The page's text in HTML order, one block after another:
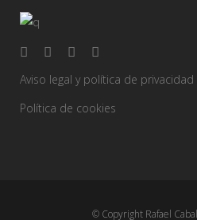
Aviso legal y política de privacidad
Política de cookies
© Copyright Rafael